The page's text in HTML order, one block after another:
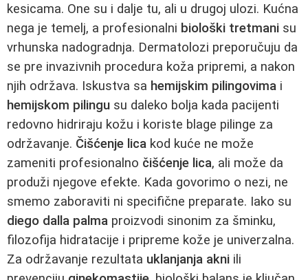
kesicama. One su i dalje tu, ali u drugoj ulozi. Kućna
nega je temelj, a profesionalni biološki tretmani su
vrhunska nadogradnja. Dermatolozi preporučuju da
se pre invazivnih procedura koža pripremi, a nakon
njih održava. Iskustva sa hemijskim pilingovima i
hemijskom pilingu su daleko bolja kada pacijenti
redovno hidriraju kožu i koriste blage pilinge za
održavanje. Čišćenje lica kod kuće ne može
zameniti profesionalno čišćenje lica, ali može da
produži njegove efekte. Kada govorimo o nezi, ne
smemo zaboraviti ni specifične preparate. Iako su
diego dalla palma proizvodi sinonim za šminku,
filozofija hidratacije i pripreme kože je univerzalna.
Za održavanje rezultata uklanjanja akni ili